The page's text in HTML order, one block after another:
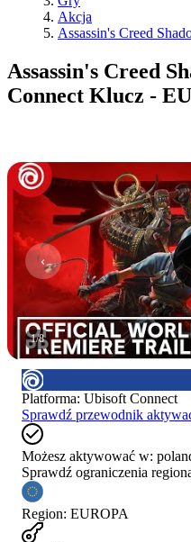
Akcja
Assassin's Creed
Assassin's Creed
Connect Klucz -
1/8
Platforma: Ubisoft Connect
Sprawdź przewodnik
Możesz aktywować w:
Sprawdź ograniczenia
Region: EUROPA